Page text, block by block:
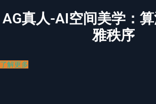
AG真人-AI空间美学：
雅秩序
了解更多